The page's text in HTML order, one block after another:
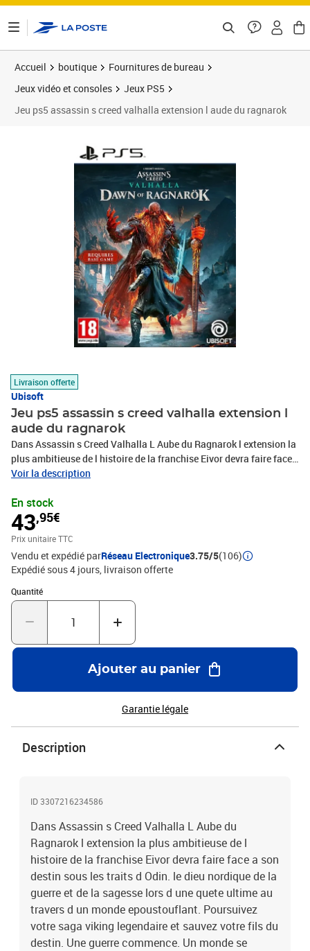
Accueil boutique
Fournitures de bureau
Jeux vidéo et consoles
Jeux PS5
Jeu ps5 assassin s creed valhalla extension l aude du ragnarok
Livraison offerte
Ubisoft
Jeu ps5 assassin s creed valhalla extension l
aude du ragnarok
Dans Assassin s Creed Valhalla L Aube du Ragnarok l extension la
plus ambitieuse de l histoire de la franchise Eivor devra faire face
a son destin sous les traits d Odin. le dieu nordique de la guerre et
epoustouflant. Poursuivez votre saga viking legendaire et sauvez
votre fils du destin. Une guerre commence. Un monde se meurt. C
est l Aube du Ragnarok.
Voir la description
En stock
43,95€
Prix unitaire TTC
Vendu et expédié parRéseau Electronique3.75/5(106)
Expédié sous 4 jours livraison offerte
Quantité
Quantité : 1
Ajouter au panier
Garantie légale
Description
ID 3307216234586
Dans Assassin s Creed Valhalla L Aube du
Ragnarok l extension la plus ambitieuse de l
histoire de la franchise Eivor devra faire face a son
destin sous les traits d Odin. le dieu nordique de la
guerre et de la sagesse lors d une quete ultime au
travers d un monde epoustouflant. Poursuivez
votre saga viking legendaire et sauvez votre fils du
destin. Une guerre commence. Un monde se